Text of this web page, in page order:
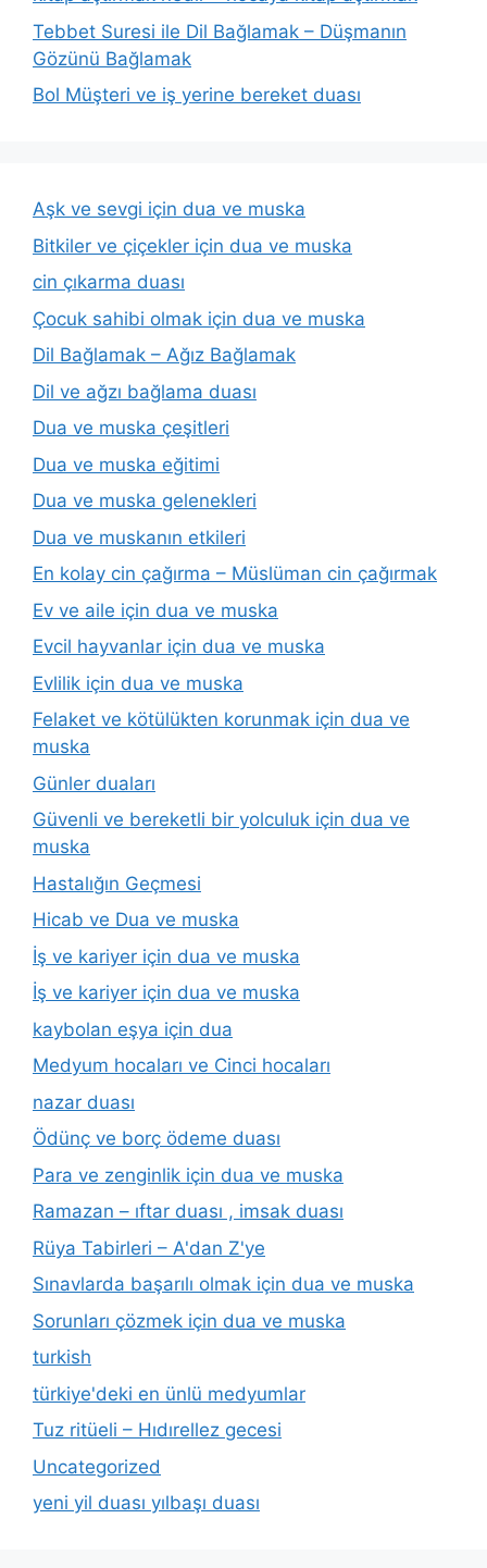
Tebbet Suresi ile Dil Bağlamak – Düşmanın
Gözünü Bağlamak
Bol Müşteri ve iş yerine bereket duası
Aşk ve sevgi için dua ve muska
Bitkiler ve çiçekler için dua ve muska
cin çıkarma duası
Çocuk sahibi olmak için dua ve muska
Dil Bağlamak – Ağız Bağlamak
Dil ve ağzı bağlama duası
Dua ve muska çeşitleri
Dua ve muska eğitimi
Dua ve muska gelenekleri
Dua ve muskanın etkileri
En kolay cin çağırma – Müslüman cin çağırmak
Ev ve aile için dua ve muska
Evcil hayvanlar için dua ve muska
Evlilik için dua ve muska
Felaket ve kötülükten korunmak için dua ve
muska
Günler duaları
Güvenli ve bereketli bir yolculuk için dua ve
muska
Hastalığın Geçmesi
Hicab ve Dua ve muska
İş ve kariyer için dua ve muska
İş ve kariyer için dua ve muska
kaybolan eşya için dua
Medyum hocaları ve Cinci hocaları
nazar duası
Ödünç ve borç ödeme duası
Para ve zenginlik için dua ve muska
Ramazan – ıftar duası , imsak duası
Rüya Tabirleri – A'dan Z'ye
Sınavlarda başarılı olmak için dua ve muska
Sorunları çözmek için dua ve muska
turkish
türkiye'deki en ünlü medyumlar
Tuz ritüeli – Hıdırellez gecesi
Uncategorized
yeni yil duası yılbaşı duası